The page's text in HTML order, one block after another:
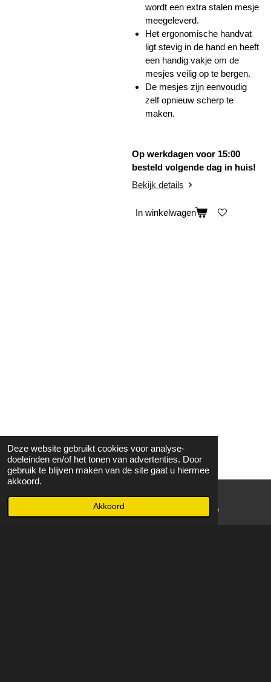
Deze website gebruikt cookies voor analyse-
doeleinden en/of het tonen van advertenties. Door
gebruik te blijven maken van de site gaat u hiermee
akkoord.
Akkoord
wordt een extra stalen mesje
meegeleverd.
Het ergonomische handvat
ligt stevig in de hand en heeft
een handig vakje om de
mesjes veilig op te bergen.
De mesjes zijn eenvoudig
zelf opnieuw scherp te
maken.
Op werkdagen voor 15:00
besteld volgende dag in huis!
Bekijk details
In winkelwagen
WhatsApp